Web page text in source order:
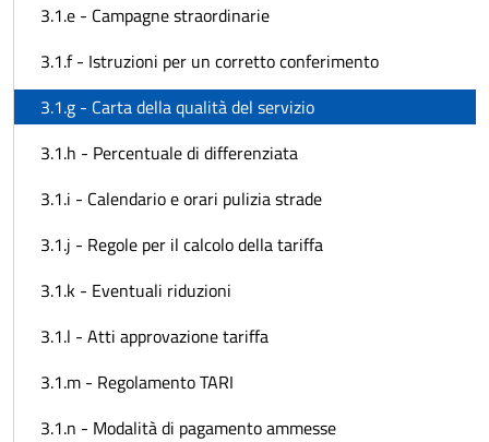
3.1.e - Campagne straordinarie
3.1.f - Istruzioni per un corretto conferimento
3.1.g - Carta della qualità del servizio
3.1.h - Percentuale di differenziata
3.1.i - Calendario e orari pulizia strade
3.1.j - Regole per il calcolo della tariffa
3.1.k - Eventuali riduzioni
3.1.l - Atti approvazione tariffa
3.1.m - Regolamento TARI
3.1.n - Modalità di pagamento ammesse